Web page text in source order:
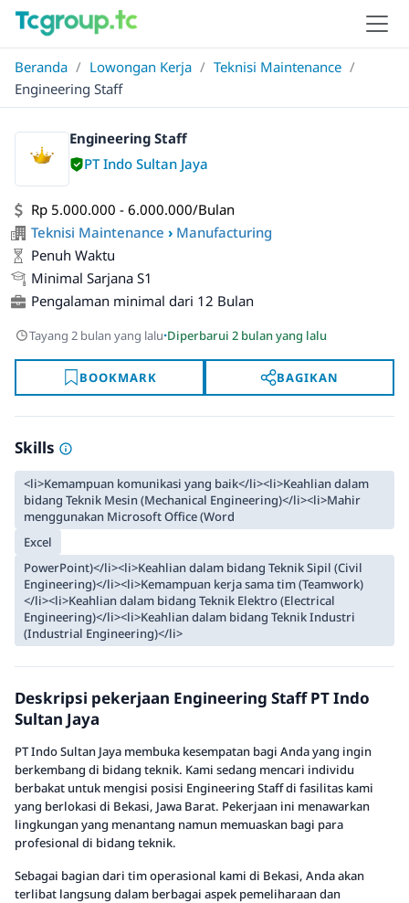
Beranda / Lowongan Kerja / Teknisi Maintenance /
Engineering Staff
Engineering Staff
PT Indo Sultan Jaya
Rp 5.000.000 - 6.000.000/Bulan
Teknisi Maintenance › Manufacturing
Penuh Waktu
Minimal Sarjana S1
Pengalaman minimal dari 12 Bulan
Tayang 2 bulan yang lalu·Diperbarui 2 bulan yang lalu
BOOKMARK BAGIKAN
Skills
<li>Kemampuan komunikasi yang baik</li><li>Keahlian dalam
bidang Teknik Mesin (Mechanical Engineering)</li><li>Mahir
menggunakan Microsoft Office (Word
Excel
PowerPoint)</li><li>Keahlian dalam bidang Teknik Sipil (Civil
Engineering)</li><li>Kemampuan kerja sama tim (Teamwork)
</li><li>Keahlian dalam bidang Teknik Elektro (Electrical
Engineering)</li><li>Keahlian dalam bidang Teknik Industri
(Industrial Engineering)</li>
Deskripsi pekerjaan Engineering Staff PT Indo
Sultan Jaya
PT Indo Sultan Jaya membuka kesempatan bagi Anda yang ingin
berkembang di bidang teknik. Kami sedang mencari individu
berbakat untuk mengisi posisi Engineering Staff di fasilitas kami
yang berlokasi di Bekasi, Jawa Barat. Pekerjaan ini menawarkan
lingkungan yang menantang namun memuaskan bagi para
profesional di bidang teknik.
Sebagai bagian dari tim operasional kami di Bekasi, Anda akan
terlibat langsung dalam berbagai aspek pemeliharaan dan